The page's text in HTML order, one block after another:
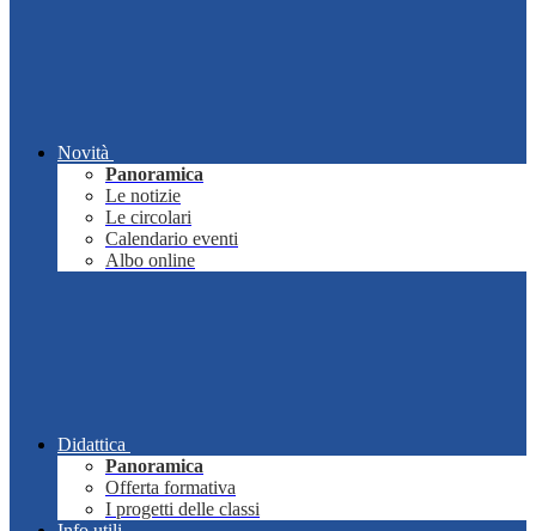
Novità
Panoramica
Le notizie
Le circolari
Calendario eventi
Albo online
Didattica
Panoramica
Offerta formativa
I progetti delle classi